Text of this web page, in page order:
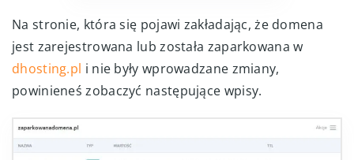
Na stronie, która się pojawi zakładając, że domena
jest zarejestrowana lub została zaparkowana w
dhosting.pl i nie były wprowadzane zmiany,
powinieneś zobaczyć następujące wpisy.